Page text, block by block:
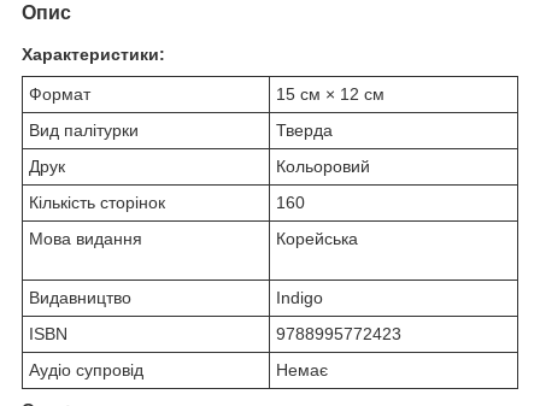
Опис
Характеристики:
Формат
15 см × 12 см
Вид палітурки
Тверда
Друк
Кольоровий
Кількість сторінок
160
Мова видання
Корейська
Видавництво
Indigo
ISBN
9788995772423
Аудіо супровід
Немає